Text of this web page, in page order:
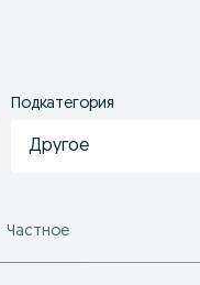
Подкатегория
Другое
Частное